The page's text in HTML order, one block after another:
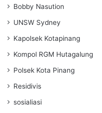
Bobby Nasution
UNSW Sydney
Kapolsek Kotapinang
Kompol RGM Hutagalung
Polsek Kota Pinang
Residivis
sosialiasi